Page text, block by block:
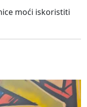
moći iskoristiti